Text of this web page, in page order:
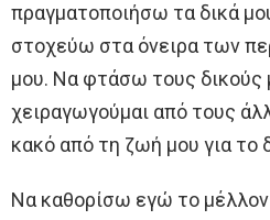
πραγματοποιήσω τα δικά
στοχεύω στα όνειρα των
μου. Να φτάσω τους δικούς
χειραγωγούμαι από τους
κακό από τη ζωή μου για το
Να καθορίσω εγώ το